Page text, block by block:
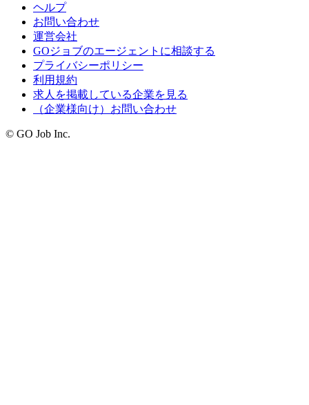
ヘルプ
お問い合わせ
運営会社
GOジョブのエージェントに相談する
プライバシーポリシー
利用規約
求人を掲載している企業を見る
（企業様向け）お問い合わせ
© GO Job Inc.